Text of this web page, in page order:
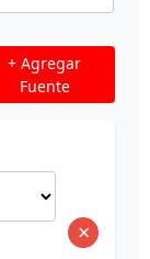
+ Agregar
Fuente
×